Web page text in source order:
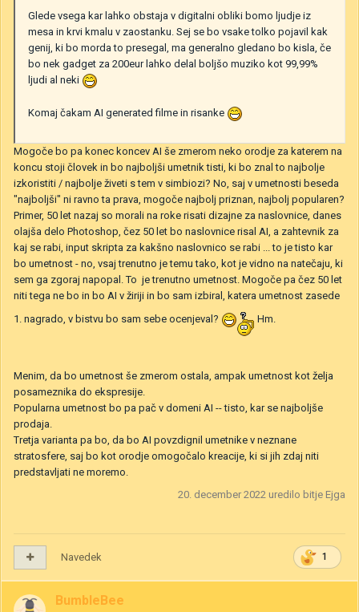
Glede vsega kar lahko obstaja v digitalni obliki bomo ljudje iz
mesa in krvi kmalu v zaostanku. Sej se bo vsake tolko pojavil kak
genij, ki bo morda to presegal, ma generalno gledano bo kisla, če
bo nek gadget za 200eur lahko delal boljšo muziko kot 99,99%
ljudi al neki
Komaj čakam AI generated filme in risanke
Mogoče bo pa konec koncev AI še zmerom neko orodje za katerem na
koncu stoji človek in bo najboljši umetnik tisti, ki bo znal to najbolje
izkoristiti / najbolje živeti s tem v simbiozi? No, saj v umetnosti beseda
"najboljši" ni ravno ta prava, mogoče najbolj priznan, najbolj popularen?
Primer, 50 let nazaj so morali na roke risati dizajne za naslovnice, danes
olajša delo Photoshop, čez 50 let bo naslovnice risal AI, a zahtevnik za
kaj se rabi, input skripta za kakšno naslovnico se rabi ... to je tisto kar
bo umetnost - no, vsaj trenutno je temu tako, kot je vidno na natečaju, ki
sem ga zgoraj napopal. To je trenutno umetnost. Mogoče pa čez 50 let
niti tega ne bo in bo AI v žiriji in bo sam izbiral, katera umetnost zasede
1. nagrado, v bistvu bo sam sebe ocenjeval?
Hm.
Menim, da bo umetnost še zmerom ostala, ampak umetnost kot želja
posameznika do ekspresije.
Popularna umetnost bo pa pač v domeni AI -- tisto, kar se najboljše
prodaja.
Tretja varianta pa bo, da bo AI povzdignil umetnike v neznane
stratosfere, saj bo kot orodje omogočalo kreacije, ki si jih zdaj niti
predstavljati ne moremo.
20. december 2022 uredilo bitje Ejga
1
Navedek
BumbleBee